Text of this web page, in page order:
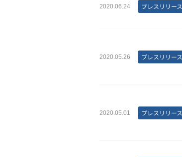
2020.06.24 プレスリリース
2020.05.26 プレスリリース
2020.05.01 プレスリリース